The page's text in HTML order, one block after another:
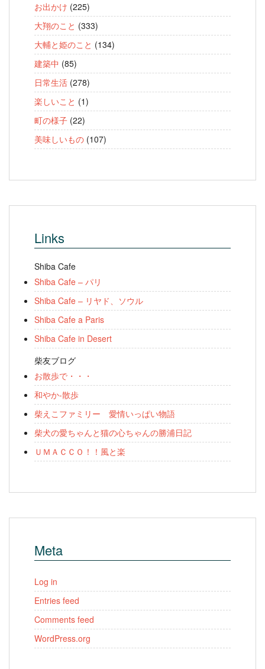
お出かけ (225)
大翔のこと (333)
大輔と姫のこと (134)
建築中 (85)
日常生活 (278)
楽しいこと (1)
町の様子 (22)
美味しいもの (107)
Links
Shiba Cafe
Shiba Cafe – パリ
Shiba Cafe – リヤド、ソウル
Shiba Cafe a Paris
Shiba Cafe in Desert
柴友ブログ
お散歩で・・・
和やか-散歩
柴えこファミリー 愛情いっぱい物語
柴犬の愛ちゃんと猫の心ちゃんの勝浦日記
ＵＭＡＣＣＯ！！風と楽
Meta
Log in
Entries feed
Comments feed
WordPress.org